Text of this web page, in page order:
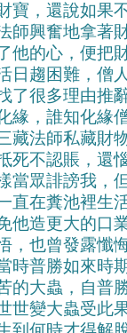
寶，還說如果
師興奮地拿著
他的心，便把
日趨困難，僧
了很多理由推
緣，誰知化緣
藏法師私藏財
死不認賬，還
當眾誹謗我，
直在糞池裡生
他造更大的口
，也曾發露懺
時普勝如來時
的大蟲，自普
世變大蟲受此